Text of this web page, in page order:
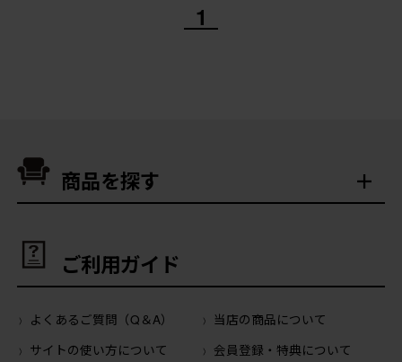
1
商品を探す
ご利用ガイド
よくあるご質問（Q＆A）
当店の商品について
サイトの使い方について
会員登録・特典について